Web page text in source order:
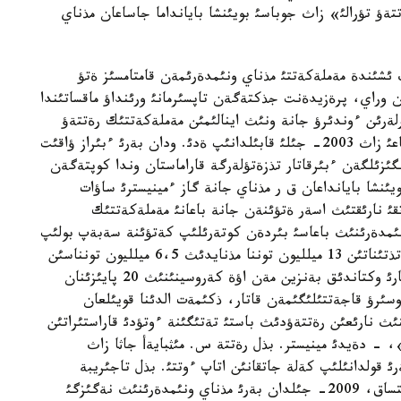
تؤرالئ» زاث جوباسئ بويئنشا بايانداما جاساعان مذناي
مةملةكةتتئ مذناي ونئمدةرئمةن قامتامسئز ةتؤ
وراي، پرةزيدةنت جذكتةگةن تاپسئرمانئ ورئنداؤ ماقساتئندا
ءوندئرؤ جانة ونئث اينالئمئن مةملةكةتتئك رةتتةؤ
تؤرالئ» زاث جوباسئن ازئرلةگةن بولاتئن. قولدانئستاعئ زاث 2003- جئلئ قابئلدانئپ ةدئ. ودان بةرئ ءبئراز ؤاقئت
ءبئرقاتار تذزةتؤلةرگة قاراماستان وندا كوپتةگةن
بايانداعان ق ر مذناي جانة گاز ءمينيسترئ ساؤات
جئلدان بةرئ سئرتقئ نارئقتئث اسةر ةتؤئنةن جانة باعانئ مةملةكةتتئك
باعاسئ بئردةن كوتةرئلئپ كةتؤئنة سةبةپ بولئپ
وتئرعان ةدئ. «ءبئز قازئرگئ ؤاقئتتا دا ئشكئ نارئقتا تذتئناتئن 13 ميلليون توننا مذنايدئث 6،5 ميلليون تونناسئن
رةسةيدةن يمپورتتاپ وتئرمئز. سونئمةن قاتار، جوعارئ وكتاندئق بةنزين مةن اؤة كةروسينئنئث 20 پايئزئنان
قاجةتتئلئگئمةن قاتار، ذكئمةت الدئنا قويئلعان
نارئعئن رةتتةؤدئث باستئ تةتئگئنة ءوتؤدئ قاراستئراتئن
دةيدئ مينيستر. بذل رةتتة س. مئثبايةأ جاثا زاث
تةتئكتئث 2009- جئلدان بةرئ قولدانئلئپ كةلة جاتقانئن اتاپ ءوتتئ. بذل تاجئريبة
جذزئندة ءوزئنئث تيئمدئلئگئن كورسةتتئ. «اتاپ ايتساق، 2009- جئلدان بةرئ مذناي ونئمدةرئنئث نةگئزگئ